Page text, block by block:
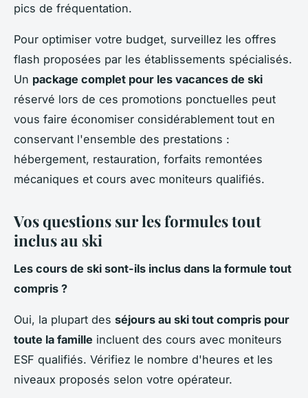
pics de fréquentation.
Pour optimiser votre budget, surveillez les offres
flash proposées par les établissements spécialisés.
Un package complet pour les vacances de ski
réservé lors de ces promotions ponctuelles peut
vous faire économiser considérablement tout en
conservant l'ensemble des prestations :
hébergement, restauration, forfaits remontées
mécaniques et cours avec moniteurs qualifiés.
Vos questions sur les formules tout
inclus au ski
Les cours de ski sont-ils inclus dans la formule tout
compris ?
Oui, la plupart des séjours au ski tout compris pour
toute la famille incluent des cours avec moniteurs
ESF qualifiés. Vérifiez le nombre d'heures et les
niveaux proposés selon votre opérateur.